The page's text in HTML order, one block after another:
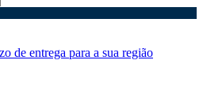
de entrega para a sua região